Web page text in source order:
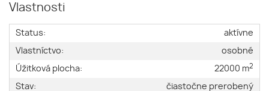
Vlastnosti
Status:
aktívne
Vlastníctvo:
osobné
Úžitková plocha:
22000 m2
Stav: čiastočne prerobený